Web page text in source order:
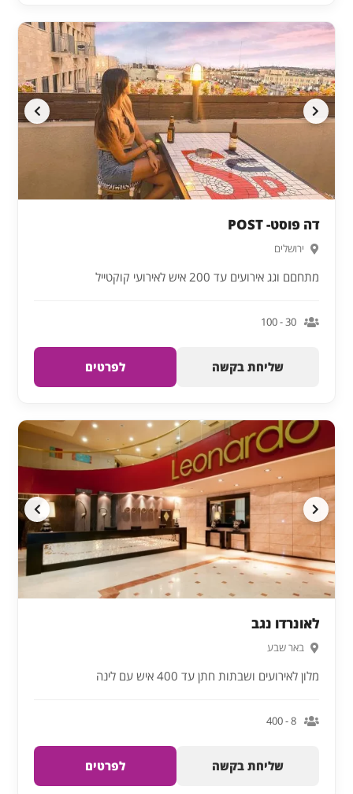
דה פוסט- POST
ירושלים
מתחםם וגג אירועים עד 200 איש לאירועי קוקטייל
30 - 100
שליחת בקשה לפרטים
לאונרדו נגב
באר שבע
מלון לאירועים ושבתות חתן עד 400 איש עם לינה
8 - 400
שליחת בקשה לפרטים